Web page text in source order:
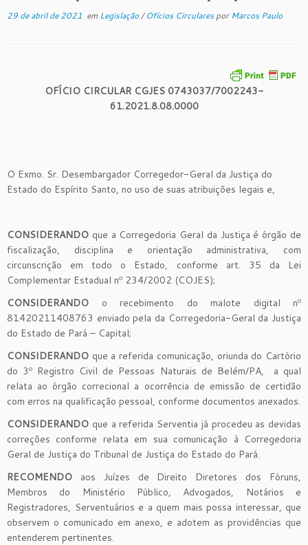
29 de abril de 2021 em Legislação/Ofícios CircularesporMarcos Paulo
OFÍCIO CIRCULAR CGJES 0743037/7002243-
61.2021.8.08.0000
O Exmo. Sr. Desembargador Corregedor-Geral da Justiça do
Estado do Espírito Santo, no uso de suas atribuições legais e,
CONSIDERANDO que a Corregedoria Geral da Justiça é órgão de
fiscalização, disciplina e orientação administrativa, com
circunscrição em todo o Estado, conforme art. 35 da Lei
Complementar Estadual nº 234/2002 (COJES);
CONSIDERANDO o recebimento do malote digital nº
81420211408763 enviado pela da Corregedoria-Geral da Justiça
do Estado de Pará – Capital;
CONSIDERANDO que a referida comunicação, oriunda do Cartório
do 3º Registro Civil de Pessoas Naturais de Belém/PA, a qual
relata ao órgão correcional a ocorrência de emissão de certidão
com erros na qualificação pessoal, conforme documentos anexados.
CONSIDERANDO que a referida Serventia já procedeu as devidas
correções conforme relata em sua comunicação à Corregedoria
Geral de Justiça do Tribunal de Justiça do Estado do Pará.
RECOMENDO aos Juízes de Direito Diretores dos Fóruns,
Membros do Ministério Público, Advogados, Notários e
Registradores, Serventuários e a quem mais possa interessar, que
observem o comunicado em anexo, e adotem as providências que
entenderem pertinentes.